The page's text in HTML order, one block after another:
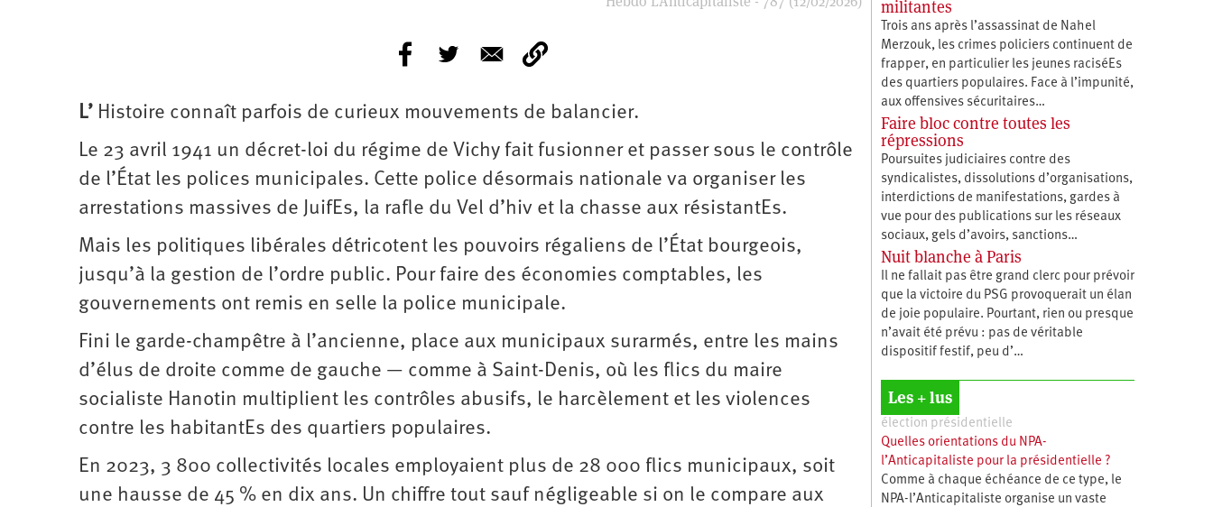
L’ Histoire connaît parfois de curieux mouvements de balancier.
Le 23 avril 1941 un décret-loi du régime de Vichy fait fusionner et passer sous le contrôle
de l’État les polices municipales. Cette police désormais nationale va organiser les
arrestations massives de JuifEs, la rafle du Vel d’hiv et la chasse aux résistantEs.
Mais les politiques libérales détricotent les pouvoirs régaliens de l’État bourgeois,
jusqu’à la gestion de l’ordre public. Pour faire des économies comptables, les
gouvernements ont remis en selle la police municipale.
Fini le garde-champêtre à l’ancienne, place aux municipaux surarmés, entre les mains
d’élus de droite comme de gauche — comme à Saint-Denis, où les flics du maire
socialiste Hanotin multiplient les contrôles abusifs, le harcèlement et les violences
contre les habitantEs des quartiers populaires.
En 2023, 3 800 collectivités locales employaient plus de 28 000 flics municipaux, soit
une hausse de 45 % en dix ans. Un chiffre tout sauf négligeable si on le compare aux
militantes
Trois ans après l’assassinat de Nahel
Merzouk, les crimes policiers continuent de
frapper, en particulier les jeunes raciséEs
des quartiers populaires. Face à l’impunité,
aux offensives sécuritaires…
Faire bloc contre toutes les
répressions
Poursuites judiciaires contre des
syndicalistes, dissolutions d’organisations,
interdictions de manifestations, gardes à
vue pour des publications sur les réseaux
sociaux, gels d’avoirs, sanctions…
Nuit blanche à Paris
Il ne fallait pas être grand clerc pour prévoir
que la victoire du PSG provoquerait un élan
de joie populaire. Pourtant, rien ou presque
n’avait été prévu : pas de véritable
dispositif festif, peu d’…
Les + lus
élection présidentielle
Quelles orientations du NPA-
l’Anticapitaliste pour la présidentielle ?
Comme à chaque échéance de ce type, le
NPA-l’Anticapitaliste organise un vaste